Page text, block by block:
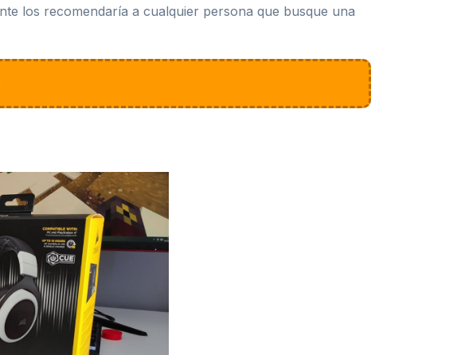
los recomendaría a cualquier persona que busque una